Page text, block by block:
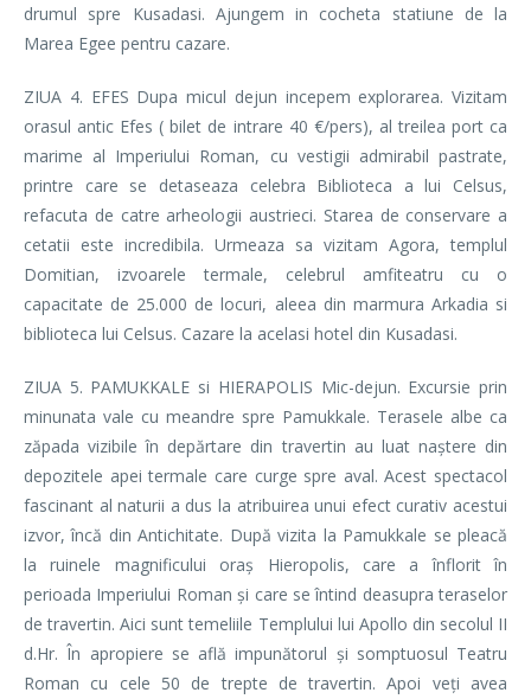
drumul spre Kusadasi. Ajungem in cocheta statiune de la
Marea Egee pentru cazare.
ZIUA 4. EFES Dupa micul dejun incepem explorarea. Vizitam
orasul antic Efes ( bilet de intrare 40 €/pers), al treilea port ca
marime al Imperiului Roman, cu vestigii admirabil pastrate,
printre care se detaseaza celebra Biblioteca a lui Celsus,
refacuta de catre arheologii austrieci. Starea de conservare a
cetatii este incredibila. Urmeaza sa vizitam Agora, templul
Domitian, izvoarele termale, celebrul amfiteatru cu o
capacitate de 25.000 de locuri, aleea din marmura Arkadia si
biblioteca lui Celsus. Cazare la acelasi hotel din Kusadasi.
ZIUA 5. PAMUKKALE si HIERAPOLIS Mic-dejun. Excursie prin
minunata vale cu meandre spre Pamukkale. Terasele albe ca
zăpada vizibile în depărtare din travertin au luat naștere din
depozitele apei termale care curge spre aval. Acest spectacol
fascinant al naturii a dus la atribuirea unui efect curativ acestui
izvor, încă din Antichitate. După vizita la Pamukkale se pleacă
la ruinele magnificului oraș Hieropolis, care a înflorit în
perioada Imperiului Roman și care se întind deasupra teraselor
de travertin. Aici sunt temeliile Templului lui Apollo din secolul II
d.Hr. În apropiere se află impunătorul și somptuosul Teatru
Roman cu cele 50 de trepte de travertin. Apoi veți avea